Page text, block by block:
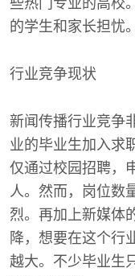
些热门专业的高校
的学生和家长担忧。
行业竞争现状
新闻传播行业竞争
业的毕业生加入求
仅通过校园招聘，
人。然而，岗位数
烈。再加上新媒体
降，想要在这个行
越大。不少毕业生